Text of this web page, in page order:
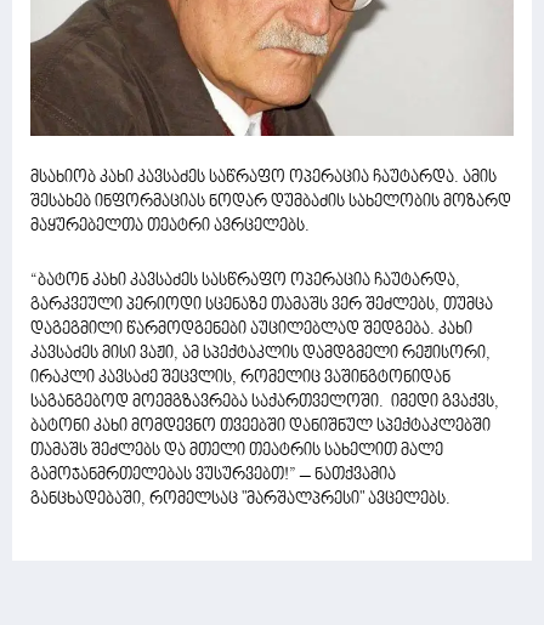
მსახიობ კახი კავსაძეს საწრაფო ოპერაცია ჩაუტარდა. ამის
შესახებ ინფორმაციას ნოდარ დუმბაძის სახელობის მოზარდ
მაყურებელთა თეატრი ავრცელებს.
“ბატონ კახი კავსაძეს სასწრაფო ოპერაცია ჩაუტარდა,
გარკვეული პერიოდი სცენაზე თამაშს ვერ შეძლებს, თუმცა
დაგეგმილი წარმოდგენები აუცილებლად შედგება. კახი
კავსაძეს მისი ვაჟი, ამ სპექტაკლის დამდგმელი რეჟისორი,
ირაკლი კავსაძე შეცვლის, რომელიც ვაშინგტონიდან
საგანგებოდ მოემგზავრება საქართველოში. იმედი გვაქვს,
ბატონი კახი მომდევნო თვეებში დანიშნულ სპექტაკლებში
თამაშს შეძლებს და მთელი თეატრის სახელით მალე
გამოჯანმრთელებას ვუსურვებთ!” – ნათქვამია
განცხადებაში, რომელსაც "მარშალპრესი" ავცელებს.